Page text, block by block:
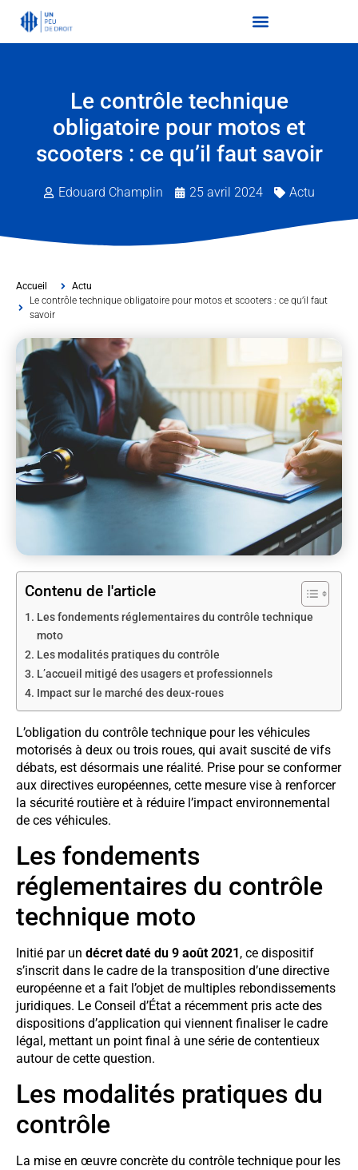
Le contrôle technique
obligatoire pour motos et
scooters : ce qu’il faut savoir
Edouard Champlin 25 avril 2024 Actu
Accueil
Actu
Le contrôle technique obligatoire pour motos et scooters : ce qu’il faut
savoir
Contenu de l'article
Les fondements réglementaires du contrôle technique
moto
Les modalités pratiques du contrôle
L’accueil mitigé des usagers et professionnels
Impact sur le marché des deux-roues
L’obligation du contrôle technique pour les véhicules
motorisés à deux ou trois roues, qui avait suscité de vifs
débats, est désormais une réalité. Prise pour se conformer
aux directives européennes, cette mesure vise à renforcer
la sécurité routière et à réduire l’impact environnemental
de ces véhicules.
Les fondements
réglementaires du contrôle
technique moto
Initié par un décret daté du 9 août 2021, ce dispositif
s’inscrit dans le cadre de la transposition d’une directive
européenne et a fait l’objet de multiples rebondissements
juridiques. Le Conseil d’État a récemment pris acte des
dispositions d’application qui viennent finaliser le cadre
légal, mettant un point final à une série de contentieux
autour de cette question.
Les modalités pratiques du
contrôle
La mise en œuvre concrète du contrôle technique pour les